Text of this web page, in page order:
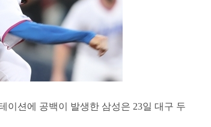
이션에 공백이 발생한 삼성은 23일 대구 두